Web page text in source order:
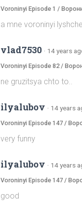
Voroninyi Episode 1 /
a mne voroninyi
vlad7530 · 14 years
Voroninyi Episode 82 /
ne gruzitsya chto to..
ilyalubov · 14 years
Voroninyi Episode 147 /
very funny
ilyalubov · 14 years
Voroninyi Episode 147 /
good